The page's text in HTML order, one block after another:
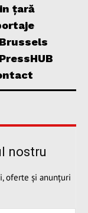
țară
nostru
oferte și anunțuri